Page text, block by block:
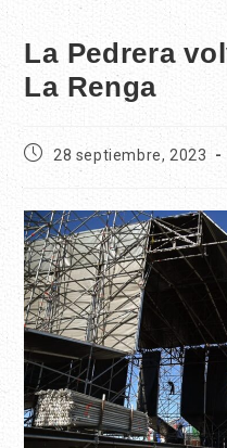
La Pedrera
La Renga
28 septiembre, 2023